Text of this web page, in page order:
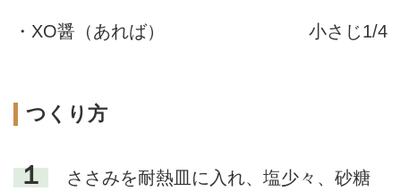
・XO醤（あれば） 小さじ1/4
つくり方
１
ささみを耐熱皿に入れ、塩少々、砂糖